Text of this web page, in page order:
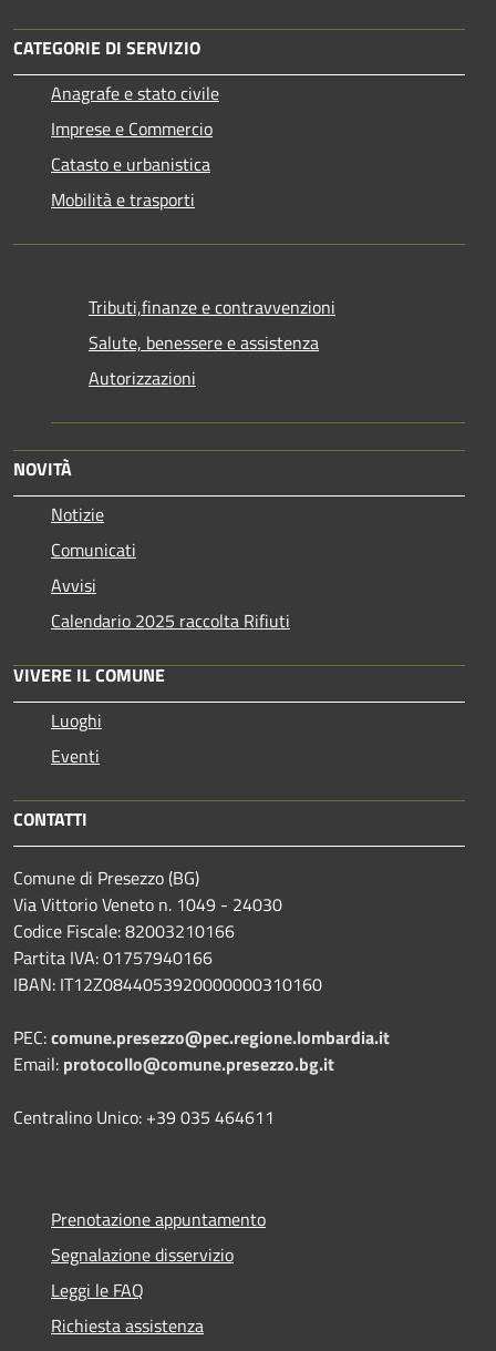
CATEGORIE DI SERVIZIO
Anagrafe e stato civile
Imprese e Commercio
Catasto e urbanistica
Mobilità e trasporti
Tributi,finanze e contravvenzioni
Salute, benessere e assistenza
Autorizzazioni
NOVITÀ
Notizie
Comunicati
Avvisi
Calendario 2025 raccolta Rifiuti
VIVERE IL COMUNE
Luoghi
Eventi
CONTATTI
Comune di Presezzo (BG)
Via Vittorio Veneto n. 1049 - 24030
Codice Fiscale: 82003210166
Partita IVA: 01757940166
IBAN: IT12Z0844053920000000310160
PEC:comune.presezzo@pec.regione.lombardia.it
Email: protocollo@comune.presezzo.bg.it
Centralino Unico: +39 035 464611
Prenotazione appuntamento
Segnalazione disservizio
Leggi le FAQ
Richiesta assistenza